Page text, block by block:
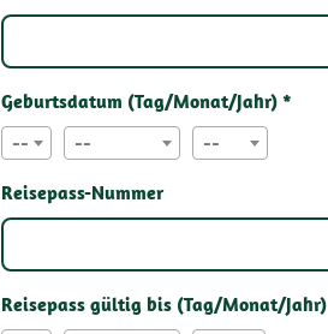
Geburtsdatum (Tag/Monat/Jahr) *
-- -- --
Reisepass-Nummer
Reisepass gültig bis (Tag/Monat/Jahr)